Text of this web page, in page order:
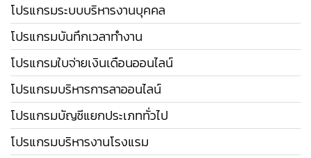
โปรแกรมระบบบริหารงานบุคคล
โปรแกรมบันทึกเวลาทำงาน
โปรแกรมใบจ่ายเงินเดือนออนไลน์
โปรแกรมบริหารการลาออนไลน์
โปรแกรมบัญชีแยกประเภททั่วไป
โปรแกรมบริหารงานโรงแรม